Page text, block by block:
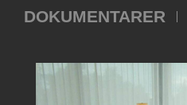
DOKUMENTARER